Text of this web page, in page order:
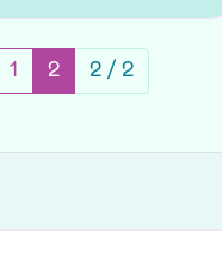
pages en arrière
1 2(current)
2 / 2